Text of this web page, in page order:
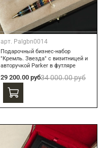
арт. Palgbn0014
Подарочный бизнес-набор
"Кремль. Звезда" с визитницей и
авторучкой Parker в футляре
29 200.00 руб34 000.00 руб